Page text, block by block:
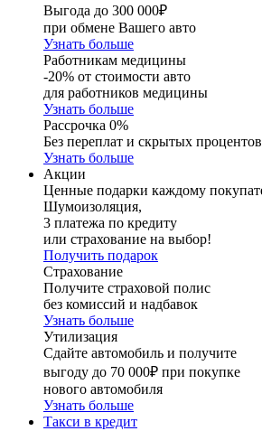
Выгода до 300 000₽
при обмене Вашего авто
Узнать больше
Работникам медицины
-20% от стоимости авто
для работников медицины
Узнать больше
Рассрочка 0%
Без переплат и скрытых процентов
Узнать больше
Акции
Ценные подарки каждому
Шумоизоляция,
3 платежа по кредиту
или страхование на выбор!
Получить подарок
Страхование
Получите страховой полис
без комиссий и надбавок
Узнать больше
Утилизация
Сдайте автомобиль и получите
выгоду до 70 000₽ при покупке
нового автомобиля
Узнать больше
Такси в кредит